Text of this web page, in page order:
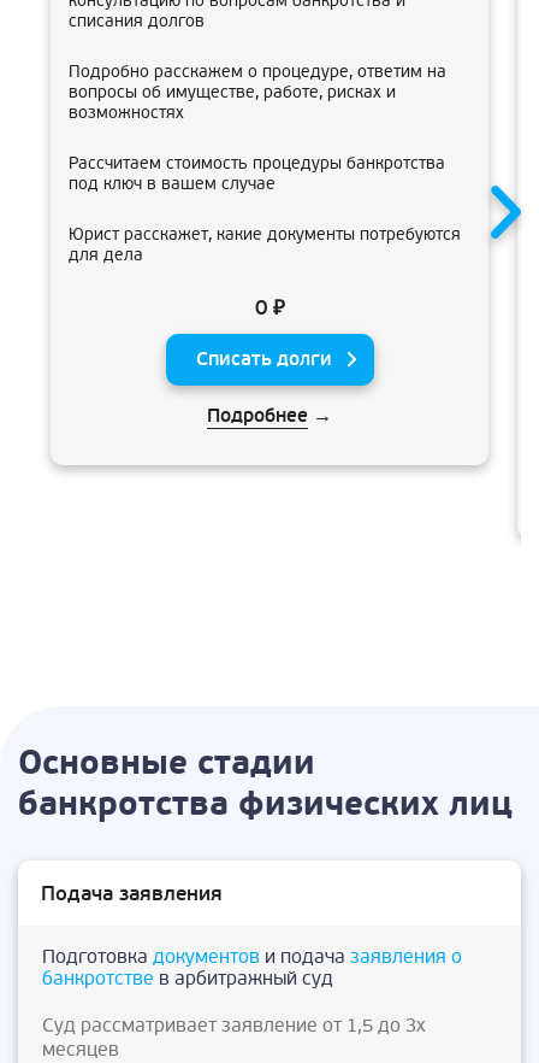
списания долгов
Подробно расскажем о процедуре, ответим на
вопросы об имуществе, работе, рисках и
возможностях
Рассчитаем стоимость процедуры банкротства
под ключ в вашем случае
Юрист расскажет, какие документы потребуются
для дела
0 ₽
Списать долги
Подробнее →
Основные стадии
банкротства физических лиц
Подача заявления
Подготовка документов и подача заявления о
банкротстве в арбитражный суд
Суд рассматривает заявление от 1,5 до 3х
месяцев